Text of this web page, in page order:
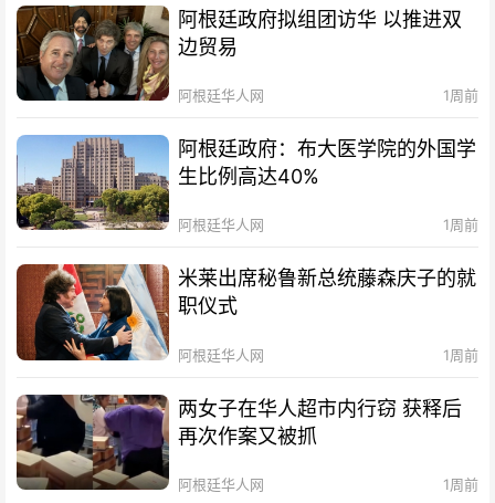
阿根廷政府拟组团访华 以推进双
边贸易
阿根廷华人网 1周前
阿根廷政府：布大医学院的外国学
生比例高达40%
阿根廷华人网 1周前
米莱出席秘鲁新总统藤森庆子的就
职仪式
阿根廷华人网 1周前
两女子在华人超市内行窃 获释后
再次作案又被抓
阿根廷华人网 1周前